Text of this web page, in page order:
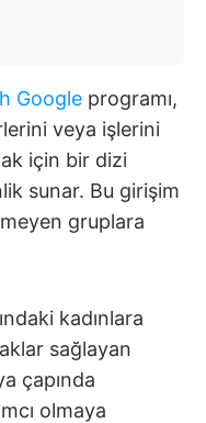
Google programı,
veya işlerini
için bir dizi
sunar. Bu girişim
gruplara
kadınlara
sağlayan
çapında
olmaya